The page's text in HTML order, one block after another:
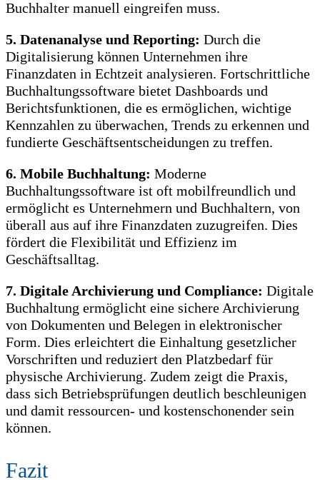
Buchhalter manuell eingreifen muss.
5. Datenanalyse und Reporting: Durch die
Digitalisierung können Unternehmen ihre
Finanzdaten in Echtzeit analysieren. Fortschrittliche
Buchhaltungssoftware bietet Dashboards und
Berichtsfunktionen, die es ermöglichen, wichtige
Kennzahlen zu überwachen, Trends zu erkennen und
fundierte Geschäftsentscheidungen zu treffen.
6. Mobile Buchhaltung: Moderne
Buchhaltungssoftware ist oft mobilfreundlich und
ermöglicht es Unternehmern und Buchhaltern, von
überall aus auf ihre Finanzdaten zuzugreifen. Dies
fördert die Flexibilität und Effizienz im
Geschäftsalltag.
7. Digitale Archivierung und Compliance: Digitale
Buchhaltung ermöglicht eine sichere Archivierung
von Dokumenten und Belegen in elektronischer
Form. Dies erleichtert die Einhaltung gesetzlicher
Vorschriften und reduziert den Platzbedarf für
physische Archivierung. Zudem zeigt die Praxis,
dass sich Betriebsprüfungen deutlich beschleunigen
und damit ressourcen- und kostenschonender sein
können.
Fazit